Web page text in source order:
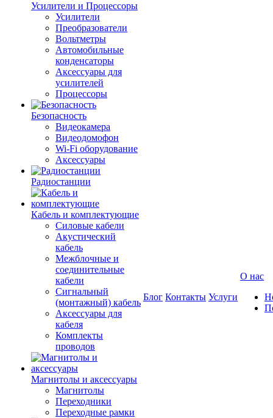
Усилители и Процессоры
Усилители
Преобразователи
Вольтметры
Автомобильные
конденсаторы
Аксессуары для
усилителей
Процессоры
Безопасность
Видеокамера
Видеодомофон
Wi-Fi оборудование
Аксессуары
Радиостанции
Кабель и комплектующие
Силовые кабели
Акустический
кабель
Межблочные и
соединительные
кабели
Сигнальный
(монтажный) кабель
Аксессуары для
кабеля
Комплекты
проводов
Магнитолы и аксессуары
Магнитолы
Переходники
Переходные рамки
Блог Контакты Услуги
О нас